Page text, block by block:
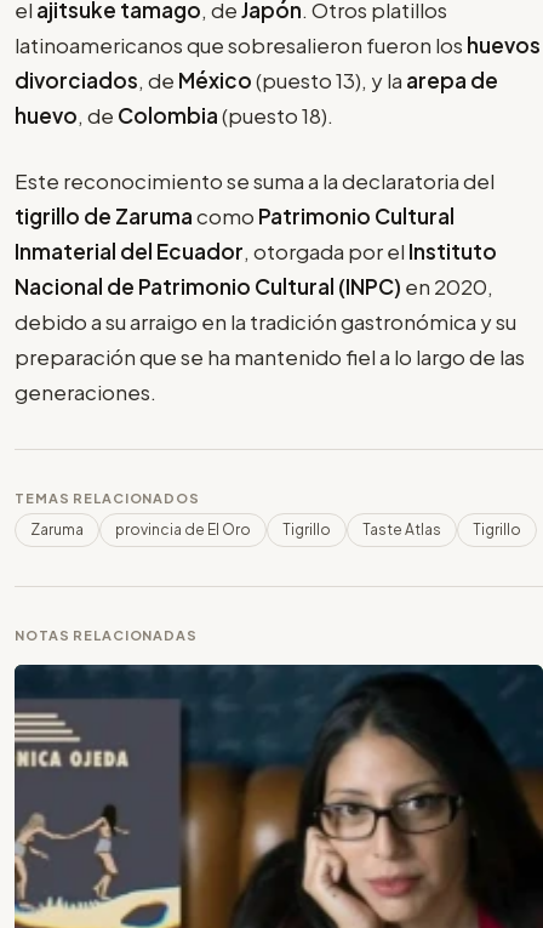
el ajitsuke tamago, deJapón. Otros platillos
latinoamericanos que sobresalieron fueron los huevos
divorciados, de México(puesto 13), y la arepa de
huevo, de Colombia(puesto 18).
Este reconocimiento se suma a la declaratoria del
tigrillo de Zarumacomo Patrimonio Cultural
Inmaterial del Ecuador, otorgada por el Instituto
Nacional de Patrimonio Cultural (INPC) en 2020,
debido a su arraigo en la tradición gastronómica y su
preparación que se ha mantenido fiel a lo largo de las
generaciones.
TEMAS RELACIONADOS
Zaruma provincia de El Oro Tigrillo Taste Atlas Tigrillo
NOTAS RELACIONADAS